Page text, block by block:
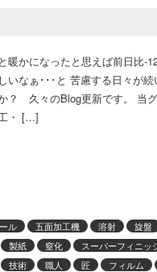
暖かになったと思えば前日比-
いなぁ･･･と 苦慮する日々が
？ 久々のBlog更新です。 当
・ […]
ル 五面加工機 溶射
旋盤
製紙 窒化
スーパーフィニッ
技術 職人 匠
フィルム